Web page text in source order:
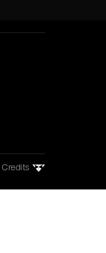
Credits